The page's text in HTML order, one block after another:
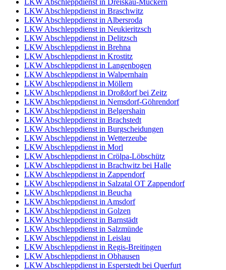
LKW Abschleppdienst in Dreiskau-Muckern
LKW Abschleppdienst in Braschwitz
LKW Abschleppdienst in Albersroda
LKW Abschleppdienst in Neukieritzsch
LKW Abschleppdienst in Delitzsch
LKW Abschleppdienst in Brehna
LKW Abschleppdienst in Krostitz
LKW Abschleppdienst in Langenbogen
LKW Abschleppdienst in Walpernhain
LKW Abschleppdienst in Möllern
LKW Abschleppdienst in Droßdorf bei Zeitz
LKW Abschleppdienst in Nemsdorf-Göhrendorf
LKW Abschleppdienst in Belgershain
LKW Abschleppdienst in Brachstedt
LKW Abschleppdienst in Burgscheidungen
LKW Abschleppdienst in Wetterzeube
LKW Abschleppdienst in Morl
LKW Abschleppdienst in Crölpa-Löbschütz
LKW Abschleppdienst in Brachwitz bei Halle
LKW Abschleppdienst in Zappendorf
LKW Abschleppdienst in Salzatal OT Zappendorf
LKW Abschleppdienst in Beucha
LKW Abschleppdienst in Amsdorf
LKW Abschleppdienst in Golzen
LKW Abschleppdienst in Barnstädt
LKW Abschleppdienst in Salzmünde
LKW Abschleppdienst in Leislau
LKW Abschleppdienst in Regis-Breitingen
LKW Abschleppdienst in Obhausen
LKW Abschleppdienst in Esperstedt bei Querfurt